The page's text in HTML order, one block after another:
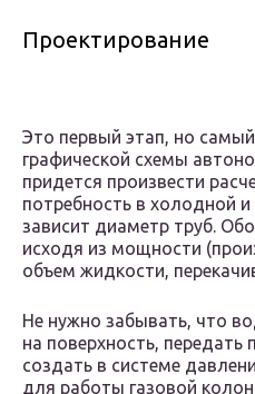
Проектирование
Это первый этап, но
графической схемы
придется произвести
потребность в холодной
зависит диаметр труб.
исходя из мощности
объем жидкости,
Не нужно забывать, что
на поверхность, передать
создать в системе
для работы газовой